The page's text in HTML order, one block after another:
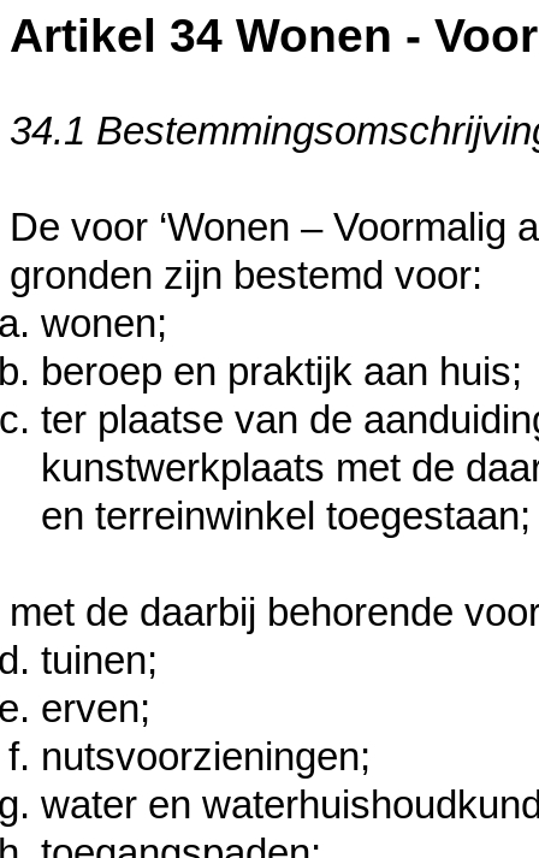
Artikel 34 Wonen -
34.1
De voor ‘Wonen – Voormalig
gronden zijn bestemd voor:
wonen;
beroep en praktijk aan huis;
ter plaatse van de
kunstwerkplaats met de
en terreinwinkel toegestaan;
met de daarbij behorende
tuinen;
erven;
nutsvoorzieningen;
water en